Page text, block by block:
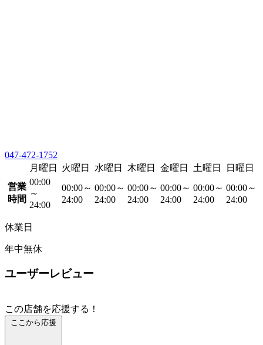
047-472-1752
月曜日
火曜日 水曜日 木曜日 金曜日 土曜日
日曜日
営業
時間
00:00
～
24:00
00:00～
24:00
00:00～
24:00
00:00～
24:00
00:00～
24:00
00:00～
24:00
00:00～
24:00
休業日
年中無休
ユーザーレビュー
この店舗を応援する！
ここから応援